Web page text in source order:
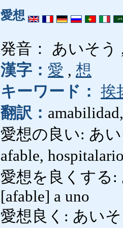
愛想
発音： あいそう
漢字： 愛 , 想
キーワード： 挨
翻訳：
愛想の良い: あ
afable,
愛想を良くする:
[afable] a uno
愛想良く: あい